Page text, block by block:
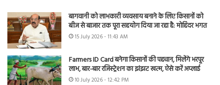
बागवानी को लाभकारी व्यवसाय बनाने के लिए किसानों को
बीज से बाजार तक पूरा सहयोग दिया जा रहा है: मोहिंदर भगत
15 July 2026 - 11:43 AM
Farmers ID Card बनेगा किसानों की पहचान, मिलेंगे भरपूर
लाभ, बार-बार रजिस्ट्रेशन का झंझट खत्म, ऐसे करें अप्लाई
10 July 2026 - 12:42 PM